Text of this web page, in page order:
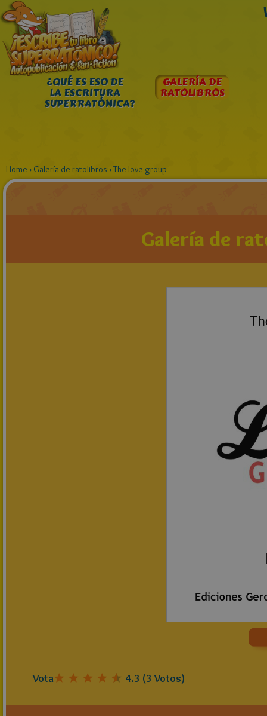
¿QUÉ ES ESO DE
LA ESCRITURA
SUPERRATÓNICA?
GALERÍA DE
RATOLIBROS
Home › Galería de ratolibros ›The love group
Galería de
Vota 4.3 (3 Votos)